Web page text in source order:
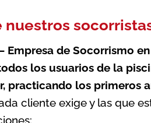
nuestros
Empresa de Socorrismo
los usuarios de la
practicando los primeros
cliente exige y las que